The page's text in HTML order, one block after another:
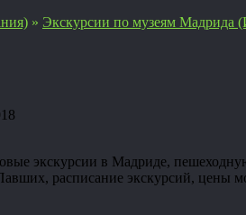
» Экскурсии по музеям Мадрида
экскурсии в Мадриде,
расписание экскурсий, цены